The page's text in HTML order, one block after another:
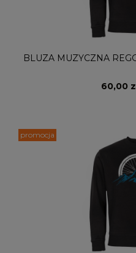
BLUZA MUZYCZNA
60,00
promocja